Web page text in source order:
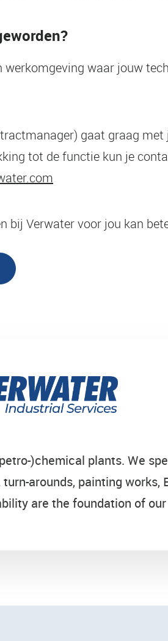
werkomgeving waar jouw
gaat graag
tot de functie kun je
bij Verwater voor jou kan
)chemical plants. We
arounds, painting works,
are the foundation of